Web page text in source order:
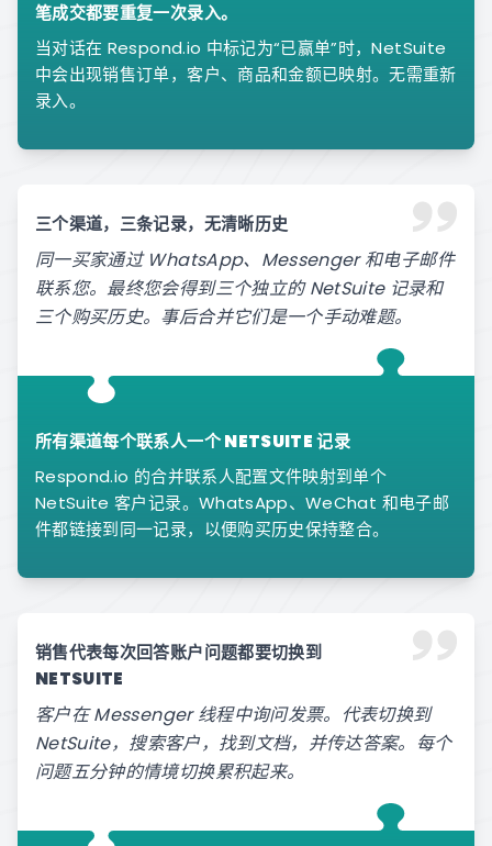
笔成交都要重复一次录入。
当对话在 Respond.io 中标记为“已赢单”时，NetSuite
中会出现销售订单，客户、商品和金额已映射。无需重新
录入。
三个渠道，三条记录，无清晰历史
同一买家通过 WhatsApp、Messenger 和电子邮件
联系您。最终您会得到三个独立的 NetSuite 记录和
三个购买历史。事后合并它们是一个手动难题。
所有渠道每个联系人一个 NETSUITE 记录
Respond.io 的合并联系人配置文件映射到单个
NetSuite 客户记录。WhatsApp、WeChat 和电子邮
件都链接到同一记录，以便购买历史保持整合。
销售代表每次回答账户问题都要切换到
NETSUITE
客户在 Messenger 线程中询问发票。代表切换到
NetSuite，搜索客户，找到文档，并传达答案。每个
问题五分钟的情境切换累积起来。